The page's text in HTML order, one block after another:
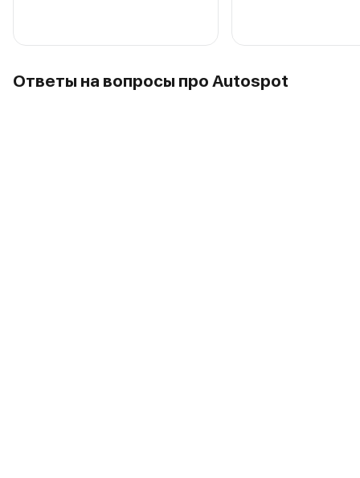
Ответы на вопросы про Autospot